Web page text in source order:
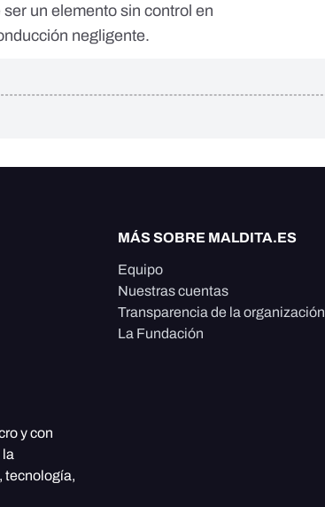
un elemento sin control en
negligente.
MÁS SOBRE MALDITA.ES
Equipo
Nuestras cuentas
Transparencia de la organización
La Fundación
y con
la
tecnología,